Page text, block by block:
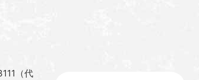
（代